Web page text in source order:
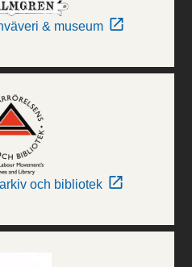
& museum
och bibliotek